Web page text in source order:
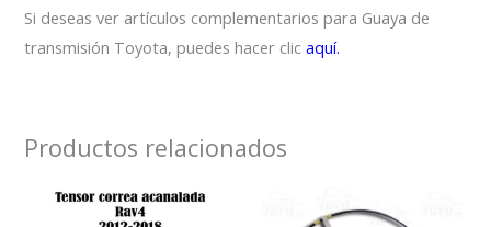
Si deseas ver artículos complementarios para Guaya de
transmisión Toyota, puedes hacer clicaquí.
Productos relacionados